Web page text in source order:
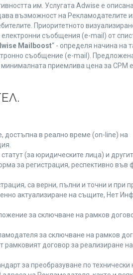
им. Услугата Adwise е
възможност на Рекламодателите
Приоритетното
съобщения (e-mail) от
Mailboost“ - определя начина на
съобщение (e-mail).
приемлива цена за CPM
достъпна в реално време (on-line) на
(за юридическите лица) и
за регистрация, респективно във
са верни, пълни и точни и при
актуализиране на същите, Нет
за сключване на рамков
за сключване на рамков
договор за реализиране
за преобразуване по